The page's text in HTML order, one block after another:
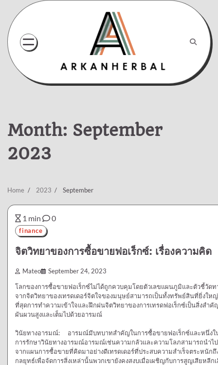
content
Month: September
2023
Home 2023 September
1 min 0
finance
จิตวิทยาของการซื้อขายฟอเร็กซ์: เรื่องความคิด
Mateo September 24, 2023
โลกของการซื้อขายฟอเร็กซ์ไม่ได้ถูกควบคุมโดยตัวเลขแผนภูมิและตัวชี้วัด
จากจิตวิทยาของเทรดเดอร์จิตใจของมนุษย์สามารถเป็นทั้งทรัพย์สินที่ยิ่งให
ที่สุดการทำความเข้าใจและฝึกฝนจิตวิทยาของการเทรดฟอเร็กซ์เป็นสิ่งสำ
ผันผวนสูงและเต็มไปด้วยอารมณ์
วินัยทางอารมณ์: อารมณ์มีบทบาทสำคัญในการซื้อขายฟอเร็กซ์และหนึ่งใ
การรักษาวินัยทางอารมณ์อารมณ์เช่นความกลัวและความโลภสามารถนำไ
จากแผนการซื้อขายที่คิดมาอย่างดีเทรดเดอร์ที่ประสบความสำเร็จตระหนั
กลยุทธ์เพื่อจัดการสิ่งเหล่านั้นพวกเขายังคงสงบเมื่อเผชิญกับการสูญเสียหลี